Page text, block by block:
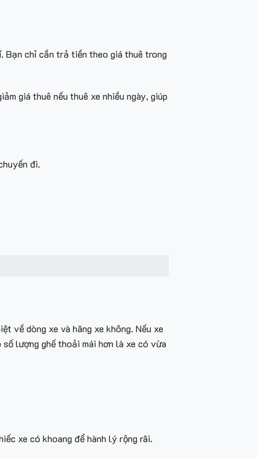
Bạn chỉ cần trả tiền theo giá thuê trong
giá thuê nếu thuê xe nhiều ngày, giúp
đi.
về dòng xe và hãng xe không. Nếu xe
lượng ghế thoải mái hơn là xe có vừa
xe có khoang để hành lý rộng rãi.